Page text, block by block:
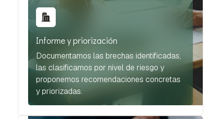
Informe y priorización
Documentamos las brechas identificadas,
las clasificamos por nivel de riesgo y
proponemos recomendaciones concretas
y priorizadas.